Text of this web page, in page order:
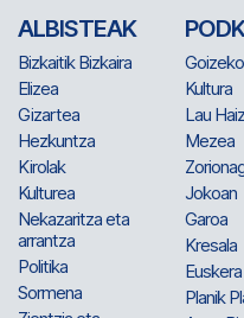
ALBISTEAK
Bizkaitik Bizkaira
Elizea
Gizartea
Hezkuntza
Kirolak
Kulturea
Nekazaritza eta
arrantza
Politika
Sormena
Kultura
Lau
Mezea
Jokoan
Garoa
Kresala
Planik